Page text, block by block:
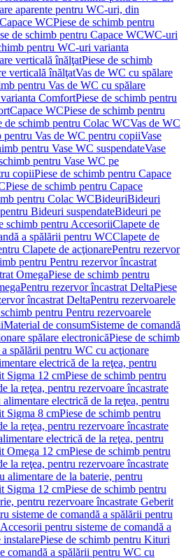
aparente pentru WC-uri, din
Capace WCPiese de schimb pentru
de schimb pentru Capace WCWC-uri
pentru WC-uri varianta
verticală înălţatPiese de schimb
verticală înălţatVas de WC cu spălare
pentru Vas de WC cu spălare
ComfortPiese de schimb pentru
Capace WCPiese de schimb pentru
de schimb pentru Colac WCVas de WC
pentru Vas de WC pentru copiiVase
pentru Vase WC suspendateVase
pentru Vase WC pe
copiiPiese de schimb pentru Capace
Piese de schimb pentru Capace
pentru Colac WCBideuriBideuri
Bideuri suspendateBideuri pe
schimb pentru AccesoriiClapete de
a spălării pentru WCClapete de
Clapete de acţionarePentru rezervor
pentru Pentru rezervor încastrat
OmegaPiese de schimb pentru
Pentru rezervor încastrat DeltaPiese
încastrat DeltaPentru rezervoarele
pentru Pentru rezervoarele
Material de consumSisteme de comandă
spălare electronicăPiese de schimb
spălării pentru WC cu acţionare
electrică de la reţea, pentru
Sigma 12 cmPiese de schimb pentru
la reţea, pentru rezervoare încastrate
alimentare electrică de la reţea, pentru
Sigma 8 cmPiese de schimb pentru
la reţea, pentru rezervoare încastrate
electrică de la reţea, pentru
Omega 12 cmPiese de schimb pentru
la reţea, pentru rezervoare încastrate
alimentare de la baterie, pentru
Sigma 12 cmPiese de schimb pentru
pentru rezervoare încastrate Geberit
sisteme de comandă a spălării pentru
pentru sisteme de comandă a
Piese de schimb pentru Kituri
comandă a spălării pentru WC cu